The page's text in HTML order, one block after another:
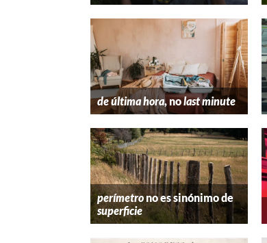
de última hora, nolast minute
perímetrono es sinónimo de
superficie